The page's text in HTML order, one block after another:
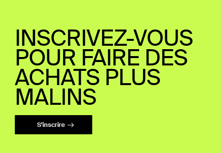
INSCRIVEZ-VOUS
POUR FAIRE DES
ACHATS PLUS
MALINS
S’inscrire